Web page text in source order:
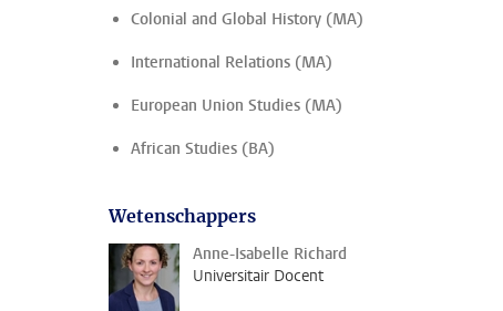
Colonial and Global History (MA)
International Relations (MA)
European Union Studies (MA)
African Studies (BA)
Wetenschappers
Anne-Isabelle Richard
Universitair Docent